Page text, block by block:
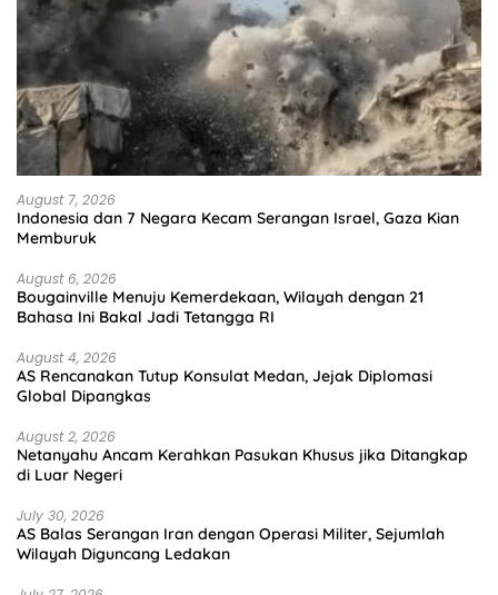
August 7, 2026
Indonesia dan 7 Negara Kecam Serangan Israel, Gaza Kian
Memburuk
August 6, 2026
Bougainville Menuju Kemerdekaan, Wilayah dengan 21
Bahasa Ini Bakal Jadi Tetangga RI
August 4, 2026
AS Rencanakan Tutup Konsulat Medan, Jejak Diplomasi
Global Dipangkas
August 2, 2026
Netanyahu Ancam Kerahkan Pasukan Khusus jika Ditangkap
di Luar Negeri
July 30, 2026
AS Balas Serangan Iran dengan Operasi Militer, Sejumlah
Wilayah Diguncang Ledakan